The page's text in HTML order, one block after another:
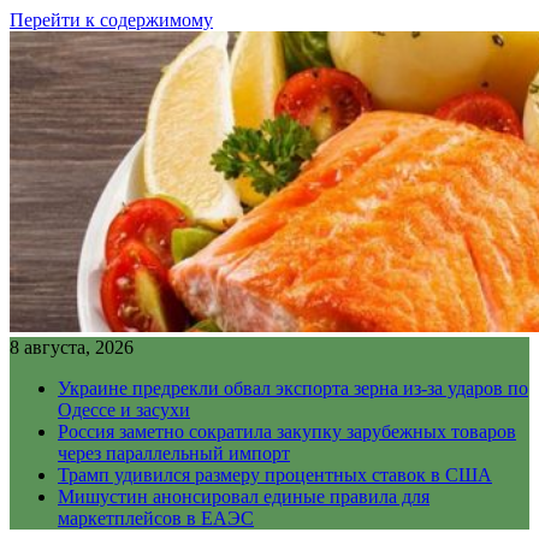
Перейти к содержимому
8 августа, 2026
Украине предрекли обвал экспорта зерна из-за ударов по
Одессе и засухи
Россия заметно сократила закупку зарубежных товаров
через параллельный импорт
Трамп удивился размеру процентных ставок в США
Мишустин анонсировал единые правила для
маркетплейсов в ЕАЭС